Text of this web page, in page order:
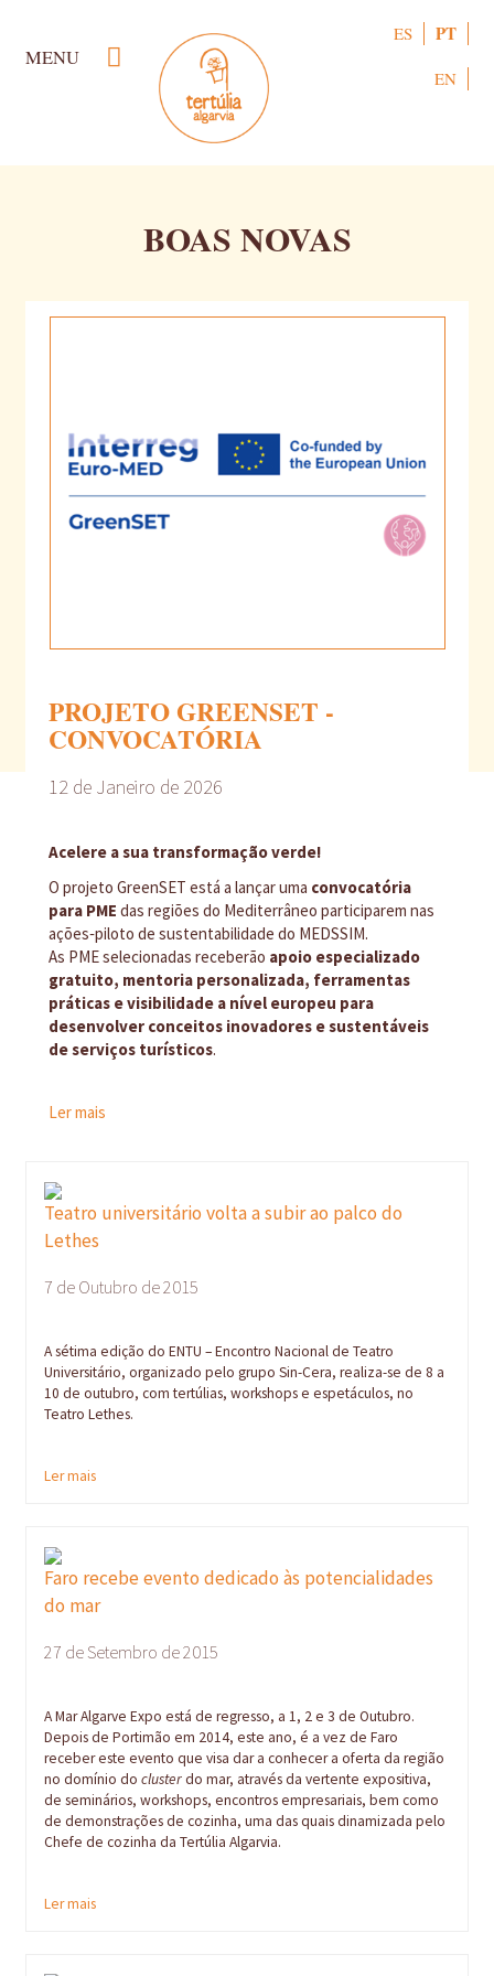
MENU
PT
ES
EN
BOAS NOVAS
PROJETO GREENSET -
CONVOCATÓRIA
12 de Janeiro de 2026
Acelere a sua transformação verde!
O projeto GreenSET está a lançar uma convocatória
para PME das regiões do Mediterrâneo participarem nas
ações‑piloto de sustentabilidade do MEDSSIM.
As PME selecionadas receberão apoio especializado
gratuito, mentoria personalizada, ferramentas
práticas e visibilidade a nível europeu para
desenvolver conceitos inovadores e sustentáveis
de serviços turísticos.
Ler mais
Teatro universitário volta a subir ao palco do
Lethes
7 de Outubro de 2015
A sétima edição do ENTU – Encontro Nacional de Teatro
Universitário, organizado pelo grupo Sin-Cera, realiza-se de 8 a
10 de outubro, com tertúlias, workshops e espetáculos, no
Teatro Lethes.
Ler mais
Faro recebe evento dedicado às potencialidades
do mar
27 de Setembro de 2015
A Mar Algarve Expo está de regresso, a 1, 2 e 3 de Outubro.
Depois de Portimão em 2014, este ano, é a vez de Faro
receber este evento que visa dar a conhecer a oferta da região
no domínio doclusterdo mar, através da vertente expositiva,
de seminários, workshops, encontros empresariais, bem como
de demonstrações de cozinha, uma das quais dinamizada pelo
Chefe de cozinha da Tertúlia Algarvia.
Ler mais